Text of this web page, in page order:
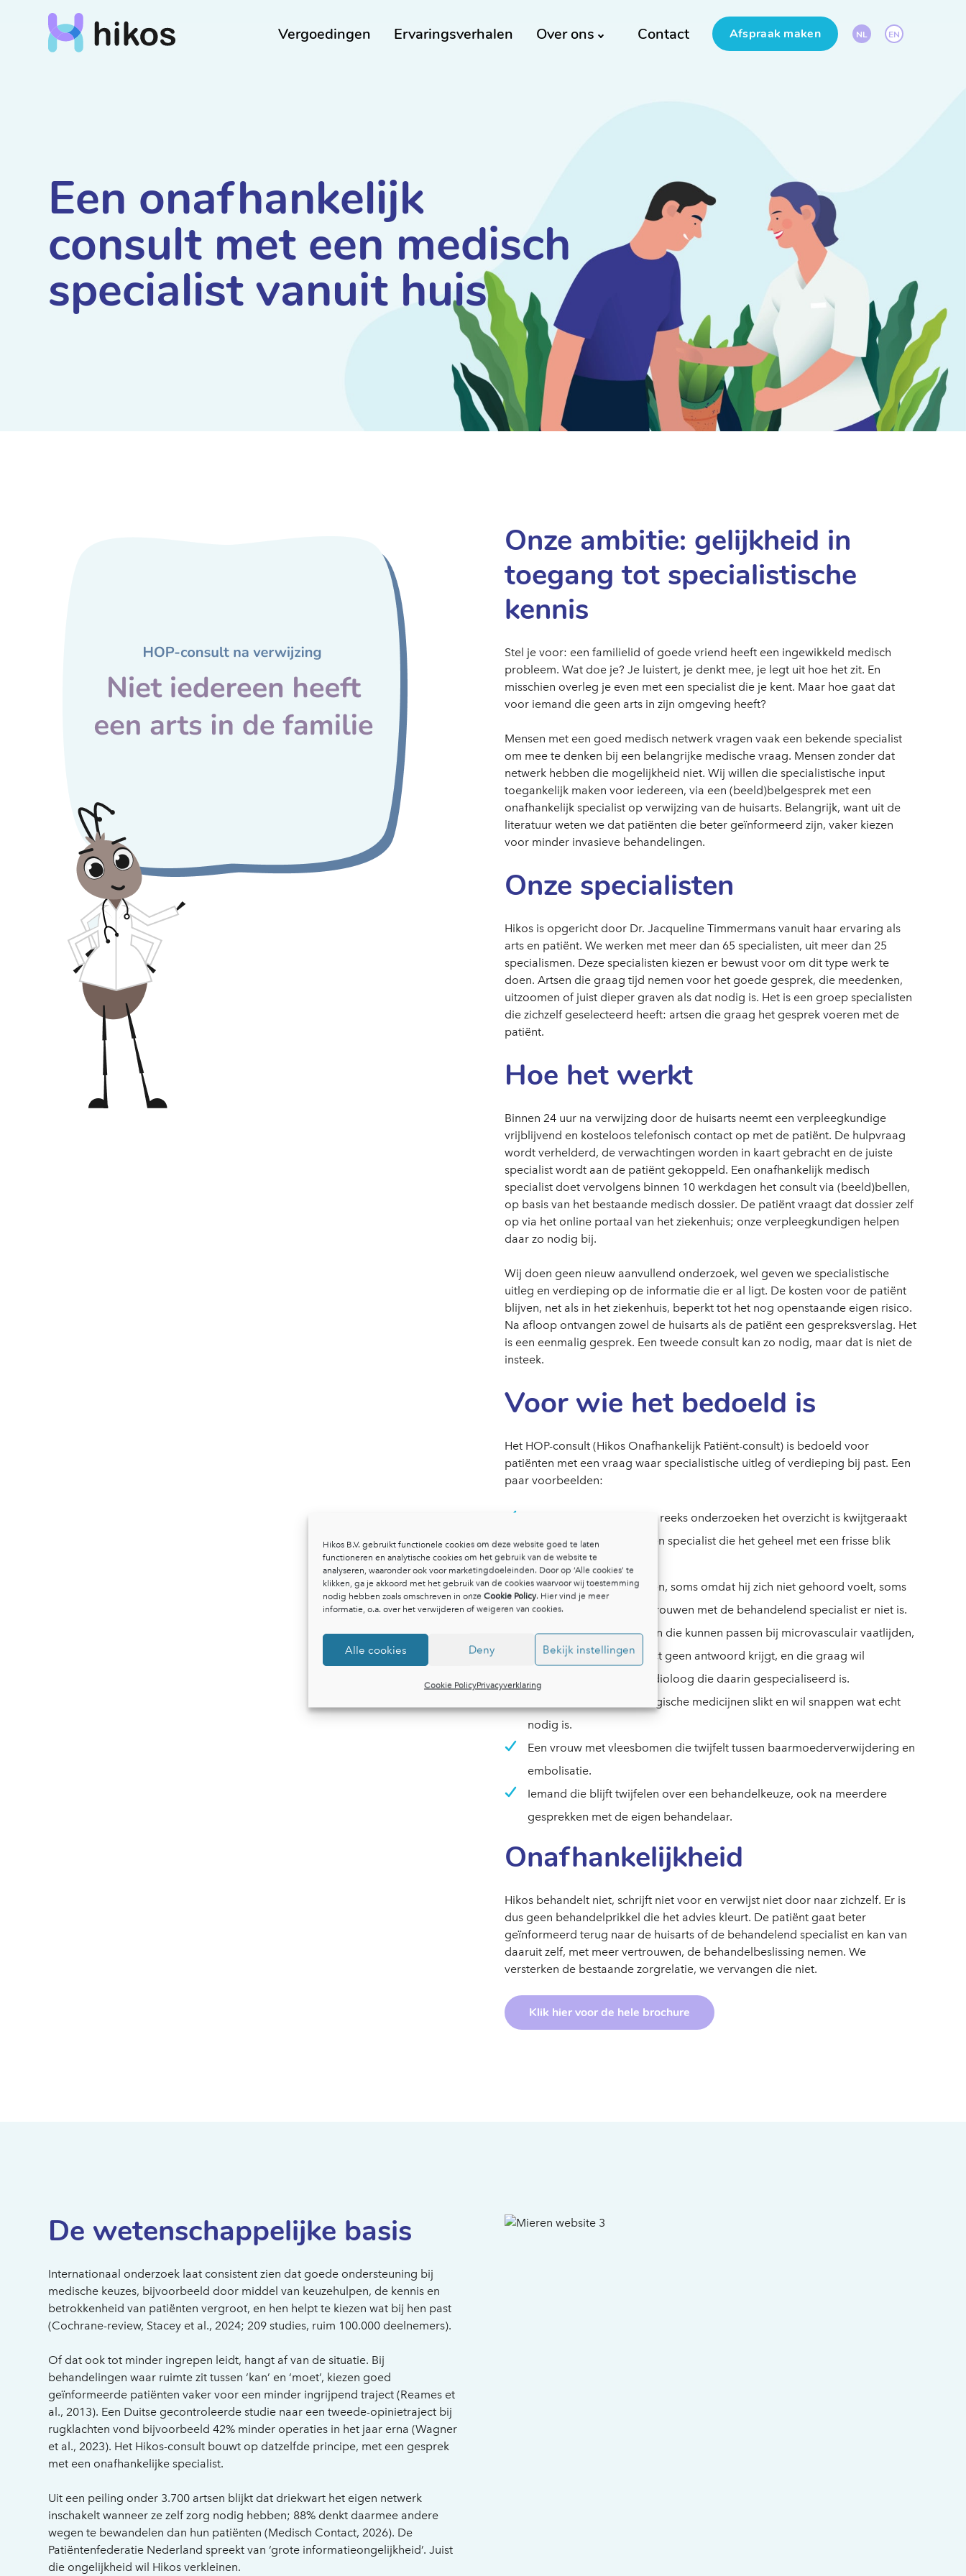
Hikos B.V. gebruikt functionele cookies om deze website goed te laten
functioneren en analytische cookies om het gebruik van de website te
analyseren, waaronder ook voor marketingdoeleinden. Door op ‘Alle cookies’ te
klikken, ga je akkoord met het gebruik van de cookies waarvoor wij toestemming
nodig hebben zoals omschreven in onze Cookie Policy. Hier vind je meer
informatie, o.a. over het verwijderen of weigeren van cookies.
Alle cookies Deny Bekijk instellingen
Cookie PolicyPrivacyverklaring
Vergoedingen Ervaringsverhalen Over ons Contact Afspraak maken NL EN
Een onafhankelijk
consult met een medisch
specialist vanuit huis
Onze ambitie: gelijkheid in
toegang tot specialistische
kennis
Stel je voor: een familielid of goede vriend heeft een ingewikkeld medisch
probleem. Wat doe je? Je luistert, je denkt mee, je legt uit hoe het zit. En
misschien overleg je even met een specialist die je kent. Maar hoe gaat dat
voor iemand die geen arts in zijn omgeving heeft?
Mensen met een goed medisch netwerk vragen vaak een bekende specialist
om mee te denken bij een belangrijke medische vraag. Mensen zonder dat
netwerk hebben die mogelijkheid niet. Wij willen die specialistische input
toegankelijk maken voor iedereen, via een (beeld)belgesprek met een
onafhankelijk specialist op verwijzing van de huisarts. Belangrijk, want uit de
literatuur weten we dat patiënten die beter geïnformeerd zijn, vaker kiezen
voor minder invasieve behandelingen.
Onze specialisten
Hikos is opgericht door Dr. Jacqueline Timmermans vanuit haar ervaring als
arts en patiënt. We werken met meer dan 65 specialisten, uit meer dan 25
specialismen. Deze specialisten kiezen er bewust voor om dit type werk te
doen. Artsen die graag tijd nemen voor het goede gesprek, die meedenken,
uitzoomen of juist dieper graven als dat nodig is. Het is een groep specialisten
die zichzelf geselecteerd heeft: artsen die graag het gesprek voeren met de
patiënt.
Hoe het werkt
Binnen 24 uur na verwijzing door de huisarts neemt een verpleegkundige
vrijblijvend en kosteloos telefonisch contact op met de patiënt. De hulpvraag
wordt verhelderd, de verwachtingen worden in kaart gebracht en de juiste
specialist wordt aan de patiënt gekoppeld. Een onafhankelijk medisch
specialist doet vervolgens binnen 10 werkdagen het consult via (beeld)bellen,
op basis van het bestaande medisch dossier. De patiënt vraagt dat dossier zelf
op via het online portaal van het ziekenhuis; onze verpleegkundigen helpen
daar zo nodig bij.
Wij doen geen nieuw aanvullend onderzoek, wel geven we specialistische
uitleg en verdieping op de informatie die er al ligt. De kosten voor de patiënt
blijven, net als in het ziekenhuis, beperkt tot het nog openstaande eigen risico.
Na afloop ontvangen zowel de huisarts als de patiënt een gespreksverslag. Het
is een eenmalig gesprek. Een tweede consult kan zo nodig, maar dat is niet de
insteek.
Voor wie het bedoeld is
Het HOP-consult (Hikos Onafhankelijk Patiënt-consult) is bedoeld voor
patiënten met een vraag waar specialistische uitleg of verdieping bij past. Een
paar voorbeelden:
Iemand die na een lange reeks onderzoeken het overzicht is kwijtgeraakt
en behoefte heeft aan een specialist die het geheel met een frisse blik
overziet.
Iemand die is vastgelopen, soms omdat hij zich niet gehoord voelt, soms
omdat de klik of het vertrouwen met de behandelend specialist er niet is.
Een patiënte met klachten die kunnen passen bij microvasculair vaatlijden,
die in het reguliere traject geen antwoord krijgt, en die graag wil
overleggen met een cardioloog die daarin gespecialiseerd is.
Iemand die vier cardiologische medicijnen slikt en wil snappen wat echt
nodig is.
Een vrouw met vleesbomen die twijfelt tussen baarmoederverwijdering en
embolisatie.
Iemand die blijft twijfelen over een behandelkeuze, ook na meerdere
gesprekken met de eigen behandelaar.
Onafhankelijkheid
Hikos behandelt niet, schrijft niet voor en verwijst niet door naar zichzelf. Er is
dus geen behandelprikkel die het advies kleurt. De patiënt gaat beter
geïnformeerd terug naar de huisarts of de behandelend specialist en kan van
daaruit zelf, met meer vertrouwen, de behandelbeslissing nemen. We
versterken de bestaande zorgrelatie, we vervangen die niet.
Klik hier voor de hele brochure
De wetenschappelijke basis
Internationaal onderzoek laat consistent zien dat goede ondersteuning bij
medische keuzes, bijvoorbeeld door middel van keuzehulpen, de kennis en
betrokkenheid van patiënten vergroot, en hen helpt te kiezen wat bij hen past
(Cochrane-review, Stacey et al., 2024; 209 studies, ruim 100.000 deelnemers).
Of dat ook tot minder ingrepen leidt, hangt af van de situatie. Bij
behandelingen waar ruimte zit tussen ‘kan’ en ‘moet’, kiezen goed
geïnformeerde patiënten vaker voor een minder ingrijpend traject (Reames et
al., 2013). Een Duitse gecontroleerde studie naar een tweede-opinietraject bij
rugklachten vond bijvoorbeeld 42% minder operaties in het jaar erna (Wagner
et al., 2023). Het Hikos-consult bouwt op datzelfde principe, met een gesprek
met een onafhankelijke specialist.
Uit een peiling onder 3.700 artsen blijkt dat driekwart het eigen netwerk
inschakelt wanneer ze zelf zorg nodig hebben; 88% denkt daarmee andere
wegen te bewandelen dan hun patiënten (Medisch Contact, 2026). De
Patiëntenfederatie Nederland spreekt van ‘grote informatieongelijkheid’. Juist
die ongelijkheid wil Hikos verkleinen.